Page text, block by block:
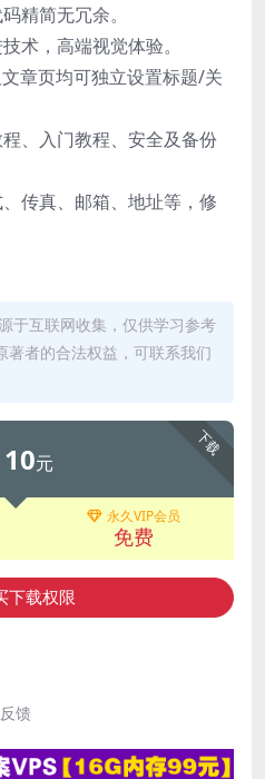
精简无冗余。
术，高端视觉体验。
章页均可独立设置标题/关
、入门教程、安全及备份
传真、邮箱、地址等，修
于互联网收集，仅供学习参考
著者的合法权益，可联系我们
下载
10元
永久VIP会员
免费
下载权限
馈